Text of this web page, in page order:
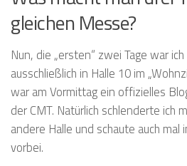
gleichen Messe?
Nun, die „ersten“ zwei Tage war
ausschließlich in Halle 10 im
war am Vormittag ein offizielles
der CMT. Natürlich schlenderte ich
andere Halle und schaute auch mal
vorbei.